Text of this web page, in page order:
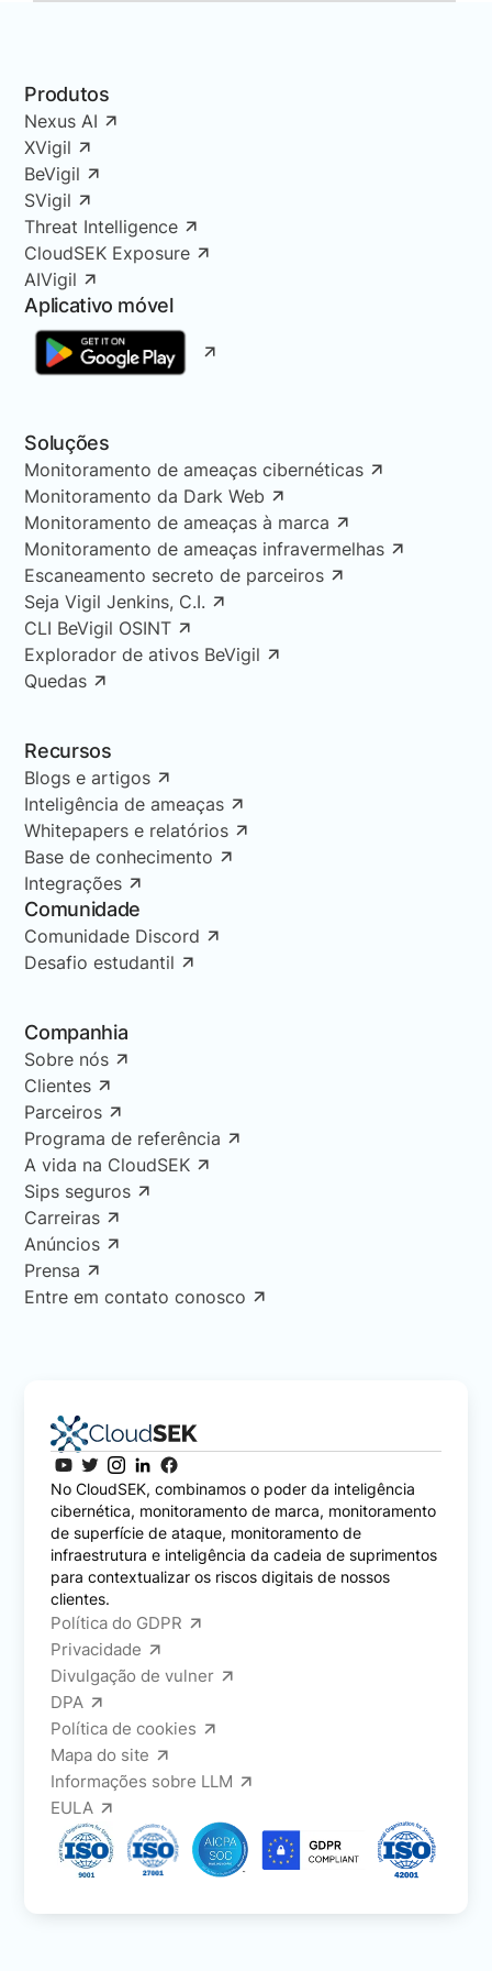
Produtos
Nexus AI
XVigil
BeVigil
SVigil
Threat Intelligence
CloudSEK Exposure
AIVigil
Aplicativo móvel
Soluções
Monitoramento de ameaças cibernéticas
Monitoramento da Dark Web
Monitoramento de ameaças à marca
Monitoramento de ameaças infravermelhas
Escaneamento secreto de parceiros
Seja Vigil Jenkins, C.I.
CLI BeVigil OSINT
Explorador de ativos BeVigil
Quedas
Recursos
Blogs e artigos
Inteligência de ameaças
Whitepapers e relatórios
Base de conhecimento
Integrações
Comunidade
Comunidade Discord
Desafio estudantil
Companhia
Sobre nós
Clientes
Parceiros
Programa de referência
A vida na CloudSEK
Sips seguros
Carreiras
Anúncios
Prensa
Entre em contato conosco
No CloudSEK, combinamos o poder da inteligência
cibernética, monitoramento de marca, monitoramento
de superfície de ataque, monitoramento de
infraestrutura e inteligência da cadeia de suprimentos
para contextualizar os riscos digitais de nossos
clientes.
Política do GDPR
Privacidade
Divulgação de vulner
DPA
Política de cookies
Mapa do site
Informações sobre LLM
EULA